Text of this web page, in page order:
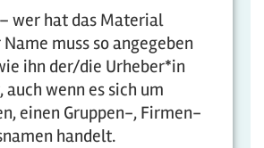
wer hat das Material
muss so angegeben
ihn der/die Urheber*in
wenn es sich um
einen Gruppen-, Firmen-
handelt.